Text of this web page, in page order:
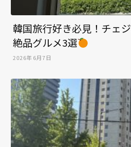
韓国旅行好き必見！チェ
絶品グルメ3選
2026年6月7日